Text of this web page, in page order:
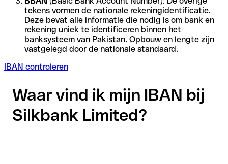
tekens vormen de nationale rekeningidentificatie.
Deze bevat alle informatie die nodig is om bank en
rekening uniek te identificeren binnen het
banksysteem van Pakistan. Opbouw en lengte zijn
vastgelegd door de nationale standaard.
IBAN controleren
Waar vind ik mijn IBAN bij
Silkbank Limited?